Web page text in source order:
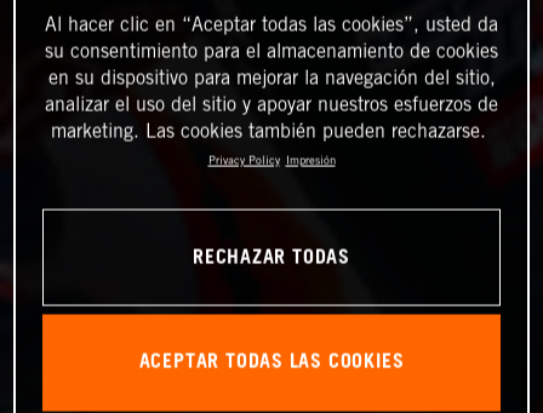
Al hacer clic en “Aceptar todas las cookies”, usted da
su consentimiento para el almacenamiento de cookies
en su dispositivo para mejorar la navegación del sitio,
analizar el uso del sitio y apoyar nuestros esfuerzos de
marketing. Las cookies también pueden rechazarse.
Privacy Policy Impresión
RECHAZAR TODAS
ACEPTAR TODAS LAS COOKIES